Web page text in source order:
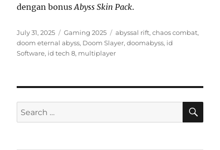
dengan bonusAbyss Skin Pack.
Posted
on
July 31, 2025 Categories
Gaming 2025 Tags
abyssal rift,chaos combat,
doom eternal abyss, Doom Slayer,doomabyss, id
Software, id tech 8, multiplayer
Search
for: